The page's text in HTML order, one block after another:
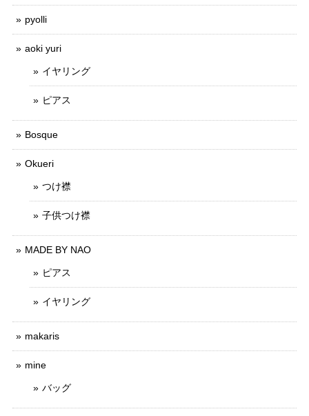
pyolli
aoki yuri
イヤリング
ピアス
Bosque
Okueri
つけ襟
子供つけ襟
MADE BY NAO
ピアス
イヤリング
makaris
mine
バッグ